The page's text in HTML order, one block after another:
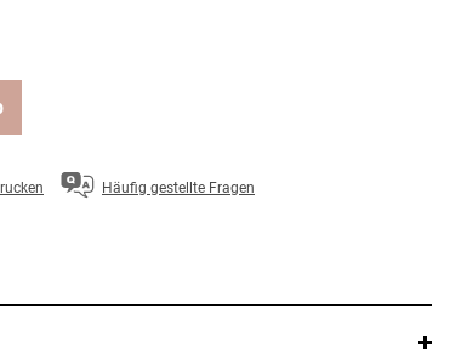
Häufig gestellte Fragen